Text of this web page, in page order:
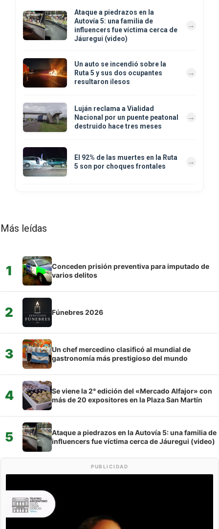
Ataque a piedrazos en la
Autovía 5: una familia de
influencers fue víctima cerca de
Jáuregui (video)
Un auto se incendió sobre la
Ruta 5 y sus dos ocupantes
resultaron ilesos
Luján reclama a Vialidad
Nacional por un puente peatonal
destruido hace tres meses
El 92% de las muertes en la Ruta
5 son por choques frontales
Más leídas
1
Conceden prisión preventiva para imputado de
varios delitos
2 Fúnebres 2026
3
Un chef mercedino clasificó al mundial de
gastronomía más prestigioso del mundo
4
Se viene la 2° edición del «Mercado Alfajor» con
más de 20 expositores en la Plaza San Martín
5
Ataque a piedrazos en la Autovía 5: una familia de
influencers fue víctima cerca de Jáuregui (video)
PUBLICIDAD